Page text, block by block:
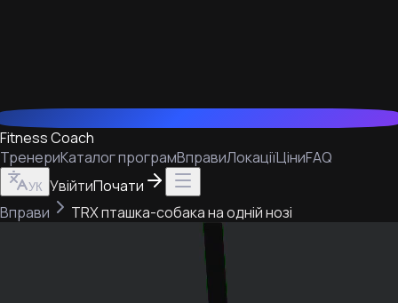
Fitness Coach
ТренериКаталог програмВправиЛокаціїЦіниFAQ
УК УвійтиПочати
Вправи
TRX пташка-собака на одній нозі